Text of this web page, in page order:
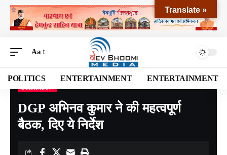
Aa
POLITICS ENTERTAINMENT ENTERTAINMENT
Devbhoomi Media>Blog> NATIONAL >UTTARAKHAND>DEHRADUN
DGP अभिनव कुमार ने की महत्वपूर्ण
बैठक, दिए ये निर्देश
Translate »